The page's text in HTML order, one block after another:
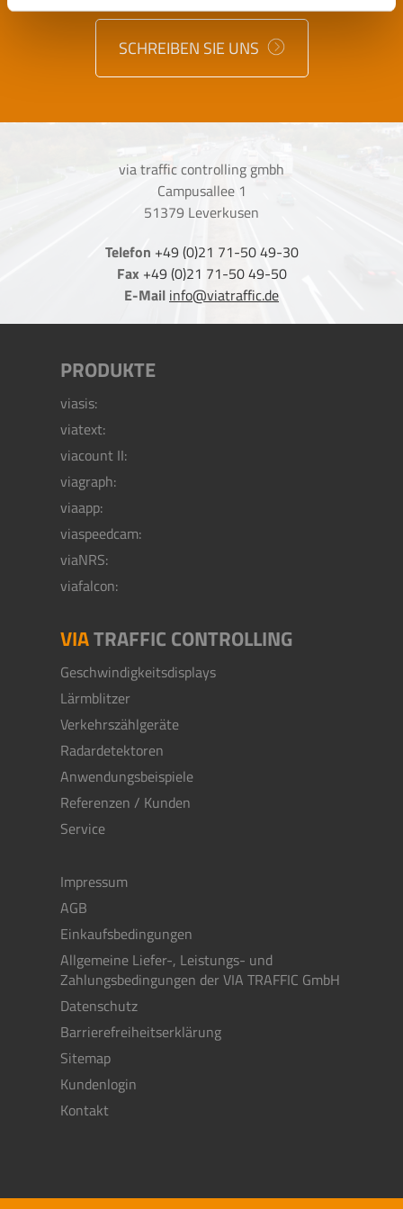
SCHREIBEN SIE UNS
via traffic controlling gmbh
Campusallee 1
51379 Leverkusen
Telefon +49 (0)21 71-50 49-30
Fax +49 (0)21 71-50 49-50
E-Mail info@viatraffic.de
PRODUKTE
viasis:
viatext:
viacount II:
viagraph:
viaapp:
viaspeedcam:
viaNRS:
viafalcon:
VIATRAFFIC CONTROLLING
Geschwindigkeitsdisplays
Lärmblitzer
Verkehrszählgeräte
Radardetektoren
Anwendungsbeispiele
Referenzen / Kunden
Service
Impressum
AGB
Einkaufsbedingungen
Allgemeine Liefer-, Leistungs- und
Zahlungsbedingungen der VIA TRAFFIC GmbH
Datenschutz
Barrierefreiheitserklärung
Sitemap
Kundenlogin
Kontakt